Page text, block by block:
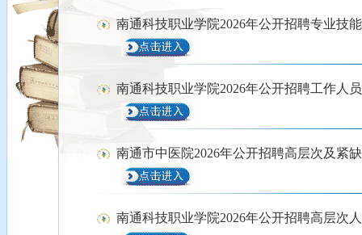
南通科技职业学院2026年公开招聘专业技
南通科技职业学院2026年公开招聘工作人
南通市中医院2026年公开招聘高层次及紧
南通科技职业学院2026年公开招聘高层次